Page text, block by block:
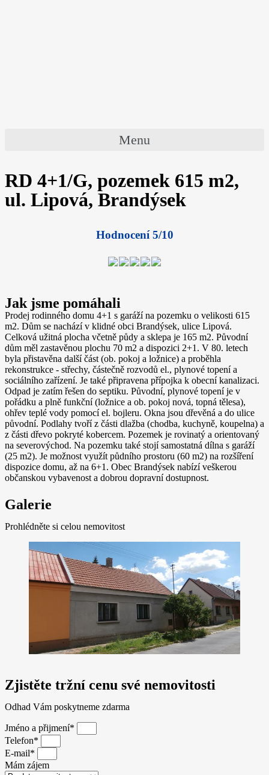
Menu
RD 4+1/G, pozemek 615 m2,
ul. Lipová, Brandýsek
Hodnocení 5/10
Jak jsme pomáhali
Prodej rodinného domu 4+1 s garáží na pozemku o velikosti 615
m2. Dům se nachází v klidné obci Brandýsek, ulice Lipová.
Celková užitná plocha včetně půdy a sklepa je 165 m2. Původní
dům měl zastavěnou plochu 70 m2 a dispozici 2+1. V 80. letech
byla přistavěna další část (ob. pokoj a ložnice) a proběhla
rekonstrukce - střechy, částečně rozvodů el., plynové topení a
sociálního zařízení. Je také připravena přípojka k obecní kanalizaci.
Odpad je zatím řešen do septiku. Původní, plynové topení je v
pořádku a plně funkční (ložnice a ob. pokoj nová, topná tělesa),
ohřev teplé vody pomocí el. bojleru. Okna jsou dřevěná a do ulice
původní. Podlahy tvoří z části dlažba (chodba, kuchyně, koupelna) a
z části dřevo pokryté kobercem. Pozemek je rovinatý a orientovaný
na severovýchod. Na pozemku také stojí samostatná dílna s garáží
(25 m2). Je možnost využít půdního prostoru (60 m2) na rozšíření
dispozice domu, až na 6+1. Obec Brandýsek nabízí veškerou
občanskou vybavenost a dobrou dopravní dostupnost.
Galerie
Prohlédněte si celou nemovitost
Zjistěte tržní cenu své nemovitosti
Odhad Vám poskytneme zdarma
Jméno a přijmení*
Telefon*
E-mail*
Mám zájem